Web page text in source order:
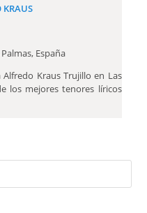
KRAUS
España
Kraus Trujillo en Las
los mejores tenores líricos